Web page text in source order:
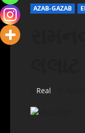
AZAB-GAZAB
Real